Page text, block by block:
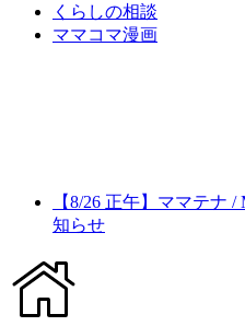
くらしの相談
ママコマ漫画
【8/26 正午】ママテナ
知らせ